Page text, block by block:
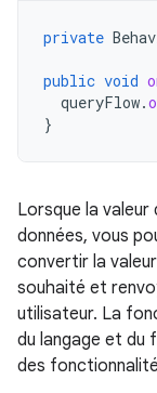
private
public void
queryFlow.
}
Lorsque la valeur
données, vous
convertir la
souhaité et
utilisateur. La
du langage et du
des